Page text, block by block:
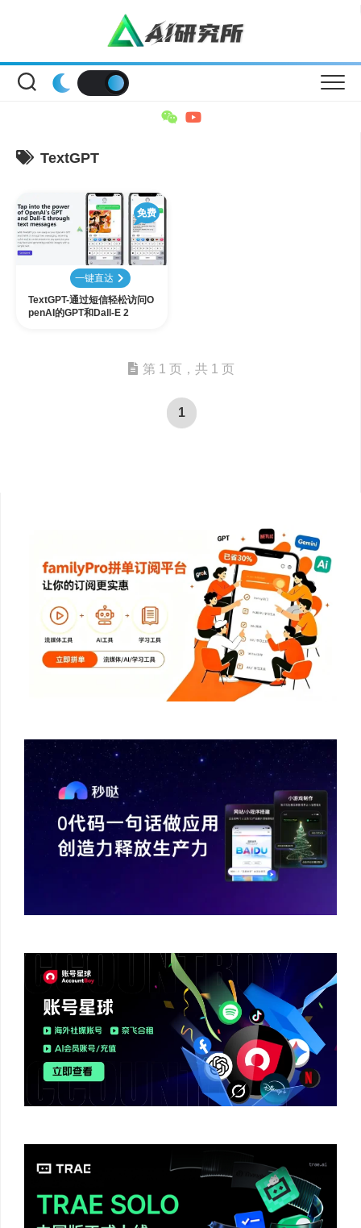
TextGPT
免费
一键直达
TextGPT-通过短信轻松访问O
penAI的GPT和Dall-E 2
第 1 页，共 1 页
1